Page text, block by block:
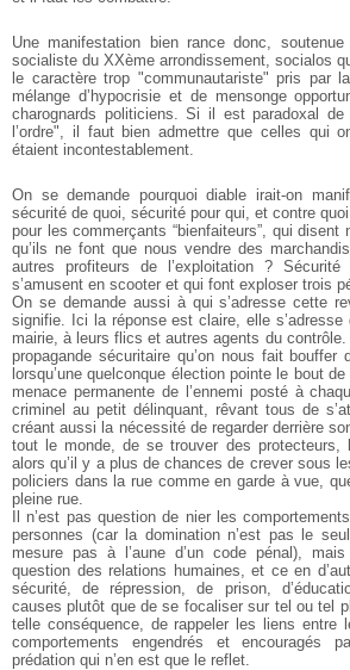
Une manifestation bien rance donc,
socialiste du XXème arrondissement, socialos
le caractère trop "communautariste" pris par
mélange d’hypocrisie et de mensonge
charognards politiciens. Si il est paradoxal de
l’ordre", il faut bien admettre que celles qui
étaient incontestablement.
On se demande pourquoi diable irait-on
sécurité de quoi, sécurité pour qui, et contre
pour les commerçants “bienfaiteurs”, qui disent
qu’ils ne font que nous vendre des
autres profiteurs de l’exploitation ?
s’amusent en scooter et qui font exploser trois
On se demande aussi à qui s’adresse cette
signifie. Ici la réponse est claire, elle s’adresse
mairie, à leurs flics et autres agents du
propagande sécuritaire qu’on nous fait
lorsqu’une quelconque élection pointe le bout
menace permanente de l’ennemi posté à
criminel au petit délinquant, rêvant tous de
créant aussi la nécessité de regarder derrière
tout le monde, de se trouver des protecteurs,
alors qu’il y a plus de chances de crever sous
policiers dans la rue comme en garde à vue,
pleine rue.
Il n’est pas question de nier les
personnes (car la domination n’est pas le
mesure pas à l’aune d’un code pénal),
question des relations humaines, et ce en
sécurité, de répression, de prison,
causes plutôt que de se focaliser sur tel ou tel
telle conséquence, de rappeler les liens entre
comportements engendrés et encouragés
prédation qui n’en est que le reflet.